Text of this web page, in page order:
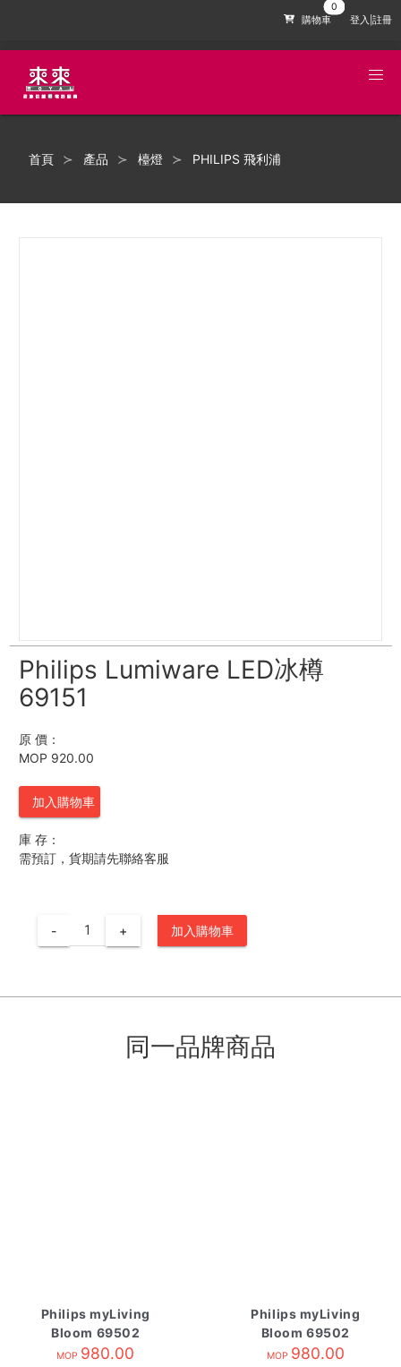
購物車 登入|註冊
首頁 產品 檯燈 PHILIPS 飛利浦
Philips Lumiware LED冰樽
69151
原 價：
MOP 920.00
加入購物車
庫 存：
需預訂，貨期請先聯絡客服
- + 加入購物車
同一品牌商品
Philips myLiving
Bloom 69502
MOP 980.00
Philips myLiving
Bloom 69502
MOP 980.00